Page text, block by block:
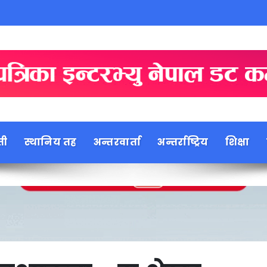
स्थानिय तह अन्तरवार्ता अन्तर्राष्ट्रिय शिक्षा